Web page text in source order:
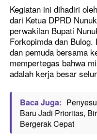
​Kegiatan ini dihadiri
dari Ketua DPRD
perwakilan Bupati
Forkopimda dan
dan pemuda bersama
mempertegas bahwa
adalah kerja besar
Baca Juga:
Baru Jadi Prioritas,
Bergerak Cepat